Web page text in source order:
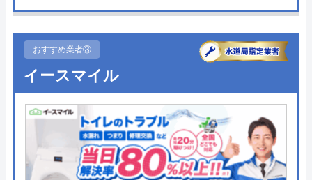
所在地
〒323-0806
対応エリア
株式会社中山設備機器のクチコミ
4.3（7件のクチコミ）
※クチコミの内容について
●受付時間
●定休日 年中無休
●出張見積もり 出張・見積もり無料
●支払い方法
現金、クレジットカード、コンビ
ニ後払い、QRコード決済
●累計実績
提携先は大手企業との法人契約多
おすすめ業者③
イースマイル